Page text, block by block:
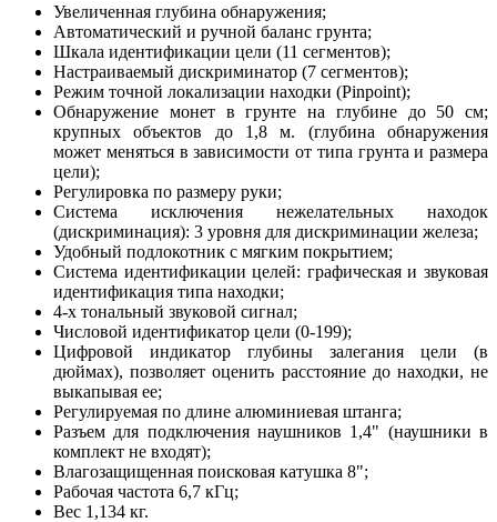
Увеличенная глубина обнаружения;
Автоматический и ручной баланс грунта;
Шкала идентификации цели (11 сегментов);
Настраиваемый дискриминатор (7 сегментов);
Режим точной локализации находки (Pinpoint);
Обнаружение монет в грунте на глубине до 50 см;
крупных объектов до 1,8 м. (глубина обнаружения
может меняться в зависимости от типа грунта и размера
цели);
Регулировка по размеру руки;
Система исключения нежелательных находок
(дискриминация): 3 уровня для дискриминации железа;
Удобный подлокотник с мягким покрытием;
Система идентификации целей: графическая и звуковая
идентификация типа находки;
4-х тональный звуковой сигнал;
Числовой идентификатор цели (0-199);
Цифровой индикатор глубины залегания цели (в
дюймах), позволяет оценить расстояние до находки, не
выкапывая ее;
Регулируемая по длине алюминиевая штанга;
Разъем для подключения наушников 1,4" (наушники в
комплект не входят);
Влагозащищенная поисковая катушка 8";
Рабочая частота 6,7 кГц;
Вес 1,134 кг.